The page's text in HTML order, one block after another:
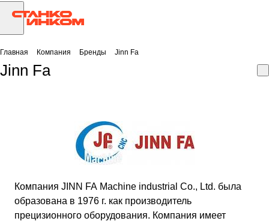
Главная Компания Бренды Jinn Fa
Jinn Fa
Компания JINN FA Machine industrial Co., Ltd. была
образована в 1976 г. как производитель
прецизионного оборудования. Компания имеет